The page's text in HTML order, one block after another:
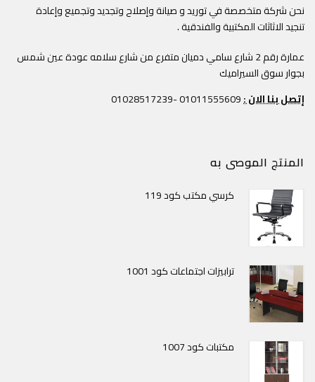
نحن شركة متخصصة في توريد و صيانة وإصلاح وتجديد وتجميع وإعادة
تنجيد الاثاثات المكتبية والفندقية .
عمارة رقم 2 شارع سامي دميان متفرع من شارع سلامه عودة عين شمس
بجوار سوق السيراميك
إتصل بنا الان :
المنتج الموصى به
كرسي مكتب كود 119
ترابيزات اجتماعات كود 1001
مكتبات كود 1007